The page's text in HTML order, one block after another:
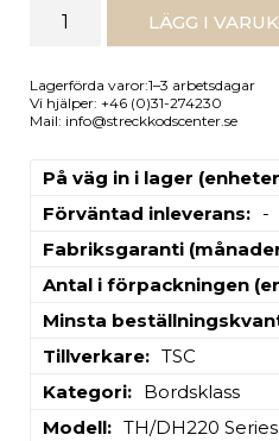
LÄGG I
Lagerförda varor:1–3 arbetsdagar
Vi hjälper: +46 (0)31-274230
Mail: info@streckkodscenter.se
På väg in i lager
Förväntad inleverans
-
Fabriksgaranti
Antal i förpackningen
Minsta
Tillverkare
TSC
Kategori
Bordsklass
Modell
TH/DH220 Series